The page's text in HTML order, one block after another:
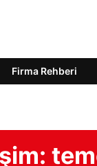
Firma Rehberi